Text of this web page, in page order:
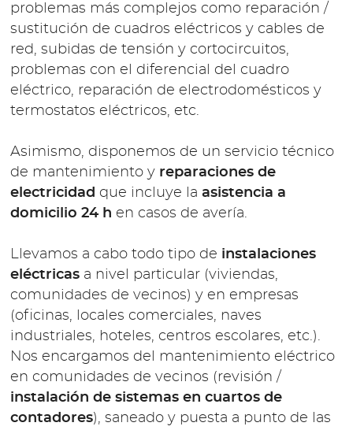
problemas más complejos como reparación /
sustitución de cuadros eléctricos y cables de
red, subidas de tensión y cortocircuitos,
problemas con el diferencial del cuadro
eléctrico, reparación de electrodomésticos y
termostatos eléctricos, etc.
Asimismo, disponemos de un servicio técnico
de mantenimiento y reparaciones de
electricidad que incluye laasistencia a
domicilio 24 h en casos de avería.
Llevamos a cabo todo tipo de instalaciones
eléctricas a nivel particular (viviendas,
comunidades de vecinos) y en empresas
(oficinas, locales comerciales, naves
industriales, hoteles, centros escolares, etc.).
Nos encargamos del mantenimiento eléctrico
en comunidades de vecinos (revisión /
instalación de sistemas en cuartos de
contadores), saneado y puesta a punto de las